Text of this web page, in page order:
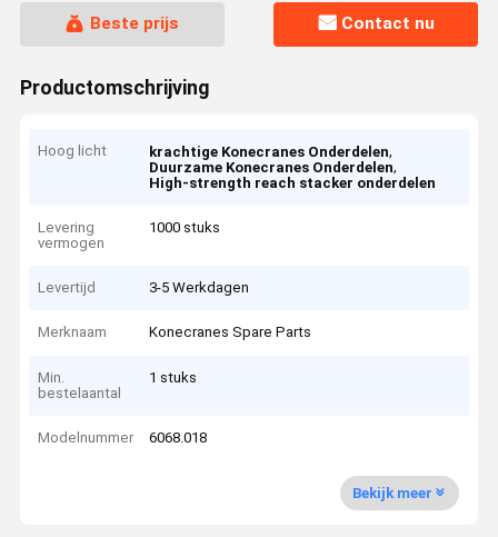
Beste prijs Contact nu
Productomschrijving
Hoog licht krachtige Konecranes Onderdelen,
Duurzame Konecranes Onderdelen,
High-strength reach stacker onderdelen
Levering
vermogen
1000 stuks
Levertijd 3-5 Werkdagen
Merknaam Konecranes Spare Parts
Min.
bestelaantal
1 stuks
Modelnummer 6068.018
Bekijk meer